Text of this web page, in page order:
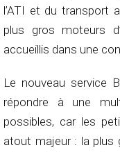
l’ATI et du transport
plus gros moteurs
accueillis dans une
Le nouveau service
répondre à une
possibles, car les
atout majeur : la plus